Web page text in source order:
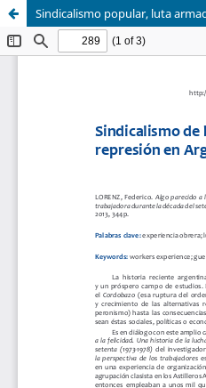
Sindicalismo popular, luta